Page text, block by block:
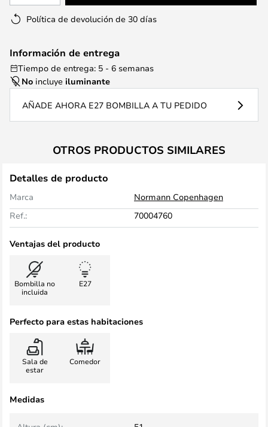
Política de devolución de 30 días
Información de entrega
Tiempo de entrega: 5 - 6 semanas
No incluye iluminante
AÑADE AHORA E27 BOMBILLA A TU PEDIDO
OTROS PRODUCTOS SIMILARES
Detalles de producto
Marca
Normann Copenhagen
Ref.:
70004760
Ventajas del producto
Bombilla no
incluida
E27
Perfecto para estas habitaciones
Sala de
estar
Comedor
Medidas